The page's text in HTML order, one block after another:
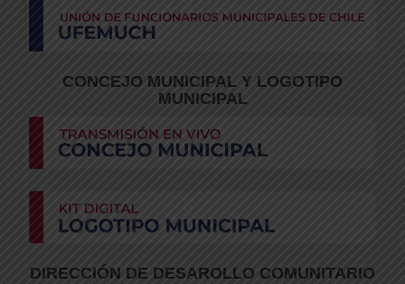
CONCEJO MUNICIPAL Y LOGOTIPO
MUNICIPAL
DIRECCIÓN DE DESAROLLO COMUNITARIO